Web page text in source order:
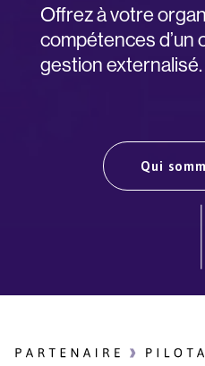
Offrez à votre
compétences d’un
gestion externalisé.
Qui